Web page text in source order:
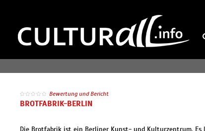
Bewertung und Bericht
BROTFABRIK-BERLIN
Die Brotfabrik ist ein Berliner Kunst- und Kulturzentrum. Es